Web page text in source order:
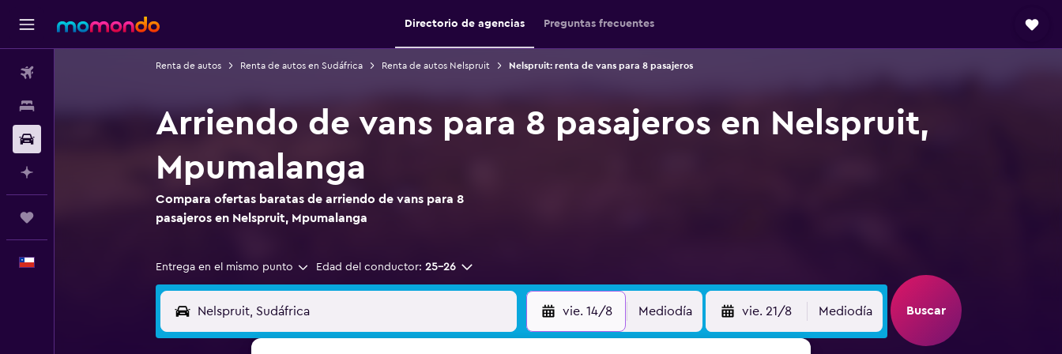
Directorio de agencias Preguntas frecuentes
Renta de autos Renta de autos en Sudáfrica Renta de autos Nelspruit Nelspruit: renta de vans para 8 pasajeros
Arriendo de vans para 8 pasajeros en Nelspruit,
Mpumalanga
Compara ofertas baratas de arriendo de vans para 8
pasajeros en Nelspruit, Mpumalanga
Entrega en el mismo punto Edad del conductor: 25-26
vie. 14/8 Mediodía vie. 21/8 Mediodía Buscar